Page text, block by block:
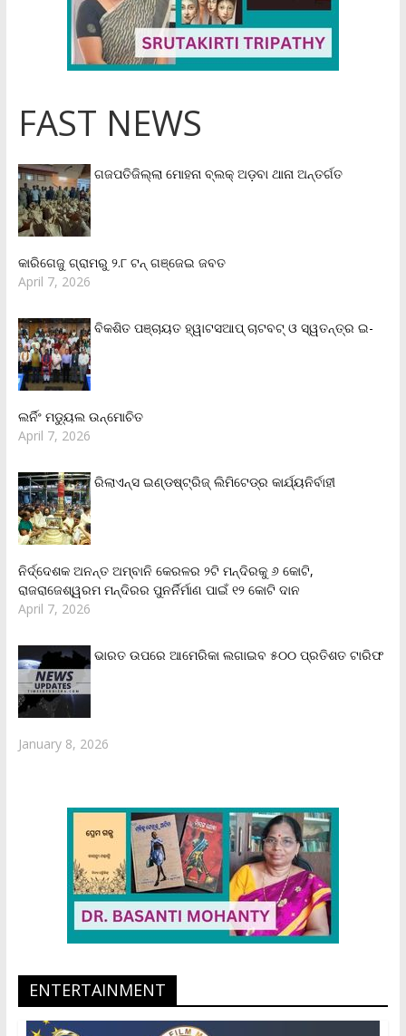
FAST NEWS
ଗଜପତିଜିଲ୍ଲା ମୋହନା ବ୍ଲକ୍‌ ଅଡ଼ବା ଥାନା ଅନ୍ତର୍ଗତ
କାରିଗେଜୁ ଗ୍ରାମରୁ ୨.୮ ଟନ୍ ଗଞ୍ଜେଇ ଜବତ
April 7, 2026
ବିକଶିତ ପଞ୍ଚାୟତ ହ୍ୱାଟସଆପ୍ ଚାଟବଟ୍ ଓ ସ୍ୱତନ୍ତ୍ର ଇ-
ଲର୍ନିଂ ମଡ୍ୟୁଲ ଉନ୍ମୋଚିତ
April 7, 2026
ରିଲାଏନ୍‌ସ ଇଣ୍ଡଷ୍ଟ୍ରିଜ୍ ଲିମିଟେଡ୍‌ର କାର୍ଯ୍ୟନିର୍ବାହୀ
ନିର୍ଦ୍ଦେଶକ ଅନନ୍ତ ଅମ୍ବାନି କେରଳର ୨ଟି ମନ୍ଦିରକୁ ୬ କୋଟି,
ରାଜରାଜେଶ୍ୱରମ ମନ୍ଦିରର ପୁନର୍ନିର୍ମାଣ ପାଇଁ ୧୨ କୋଟି ଦାନ
April 7, 2026
ଭାରତ ଉପରେ ଆମେରିକା ଲଗାଇବ ୫୦୦ ପ୍ରତିଶତ ଟାରିଫ
January 8, 2026
ENTERTAINMENT